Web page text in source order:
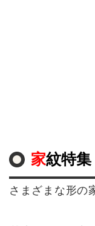
家紋特集
さまざまな形の